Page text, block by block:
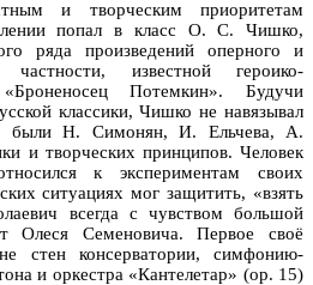
и творческим приоритетам
попал в класс О. С. Чишко,
ряда произведений оперного и
известной героико-
Потемкин». Будучи
классики, Чишко не навязывал
были Н. Симонян, И. Ельчева, А.
и творческих принципов. Человек
к экспериментам своих
ситуациях мог защитить, «взять
всегда с чувством большой
Олеся Семеновича. Первое своё
стен консерватории, симфонию-
и оркестра «Кантелетар» (ор. 15)